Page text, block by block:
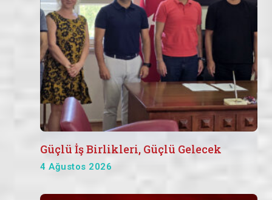
Güçlü İş Birlikleri, Güçlü Gelecek
4 Ağustos 2026